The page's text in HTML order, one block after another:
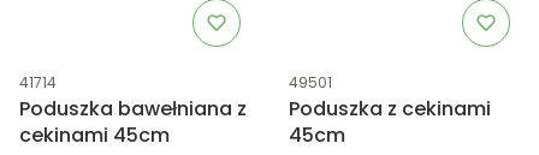
Kod produktu
41714
Poduszka bawełniana z
cekinami 45cm
Kod produktu
49501
Poduszka z cekinami
45cm